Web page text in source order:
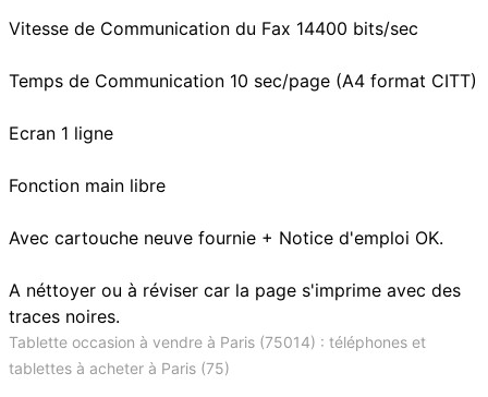
Vitesse de Communication du Fax 14400 bits/sec
Temps de Communication 10 sec/page (A4 format CITT)
Ecran 1 ligne
Fonction main libre
Avec cartouche neuve fournie + Notice d'emploi OK.
A néttoyer ou à réviser car la page s'imprime avec des
traces noires.
Tablette occasion à vendre à Paris (75014) : téléphones et
tablettes à acheter à Paris (75)